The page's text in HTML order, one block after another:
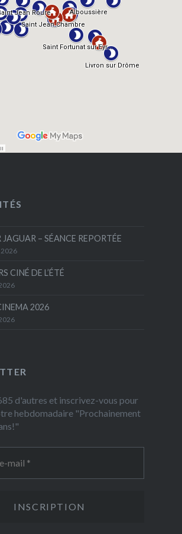
JAGUAR – SÉANCE REPORTÉE
CINÉ DE L’ÉTÉ
2026
d'autres et inscrivez-vous pour
hebdomadaire "Prochainement